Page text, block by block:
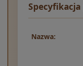
Nazwa: